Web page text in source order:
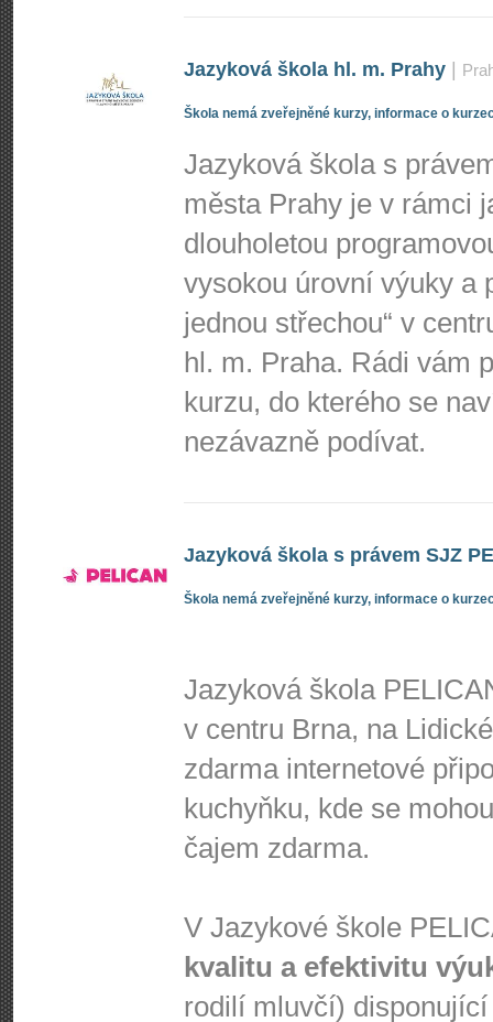
Jazyková škola hl. m. Prahy
Škola nemá zveřejněné kurzy, informace o
Jazyková škola s
města Prahy je v rámci
dlouholetou
vysokou úrovní výuky a
jednou střechou“ v
hl. m. Praha. Rádi vám
kurzu, do kterého se
nezávazně podívat.
Jazyková škola s právem SJZ
Škola nemá zveřejněné kurzy, informace o
Jazyková škola
v centru Brna, na
zdarma internetové
kuchyňku, kde se
čajem zdarma.
V Jazykové škole
kvalitu a efektivitu
rodilí mluvčí)